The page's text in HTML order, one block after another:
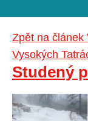
Zpět na článek
Vysokých
Studený